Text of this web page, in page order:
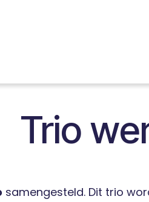
Trio
samengesteld. Dit trio